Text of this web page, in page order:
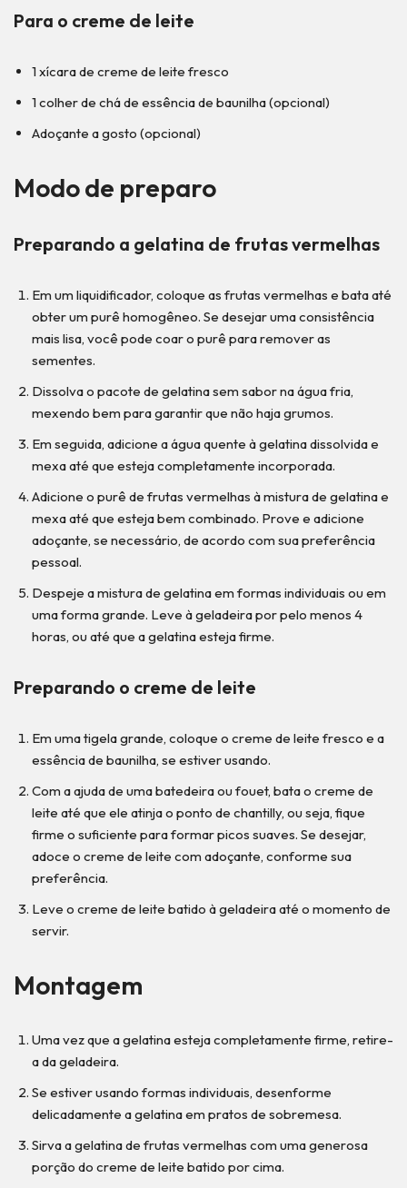
Para o creme de leite
1 xícara de creme de leite fresco
1 colher de chá de essência de baunilha (opcional)
Adoçante a gosto (opcional)
Modo de preparo
Preparando a gelatina de frutas vermelhas
Em um liquidificador, coloque as frutas vermelhas e bata até
obter um purê homogêneo. Se desejar uma consistência
mais lisa, você pode coar o purê para remover as
sementes.
Dissolva o pacote de gelatina sem sabor na água fria,
mexendo bem para garantir que não haja grumos.
Em seguida, adicione a água quente à gelatina dissolvida e
mexa até que esteja completamente incorporada.
Adicione o purê de frutas vermelhas à mistura de gelatina e
mexa até que esteja bem combinado. Prove e adicione
adoçante, se necessário, de acordo com sua preferência
pessoal.
Despeje a mistura de gelatina em formas individuais ou em
uma forma grande. Leve à geladeira por pelo menos 4
horas, ou até que a gelatina esteja firme.
Preparando o creme de leite
Em uma tigela grande, coloque o creme de leite fresco e a
essência de baunilha, se estiver usando.
Com a ajuda de uma batedeira ou fouet, bata o creme de
leite até que ele atinja o ponto de chantilly, ou seja, fique
firme o suficiente para formar picos suaves. Se desejar,
adoce o creme de leite com adoçante, conforme sua
preferência.
Leve o creme de leite batido à geladeira até o momento de
servir.
Montagem
Uma vez que a gelatina esteja completamente firme, retire-
a da geladeira.
Se estiver usando formas individuais, desenforme
delicadamente a gelatina em pratos de sobremesa.
Sirva a gelatina de frutas vermelhas com uma generosa
porção do creme de leite batido por cima.